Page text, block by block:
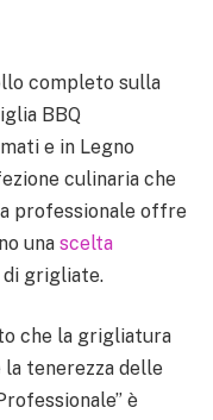
completo sulla
BBQ
e in Legno
culinaria che
professionale offre
una scelta
grigliate.
che la grigliatura
tenerezza delle
è